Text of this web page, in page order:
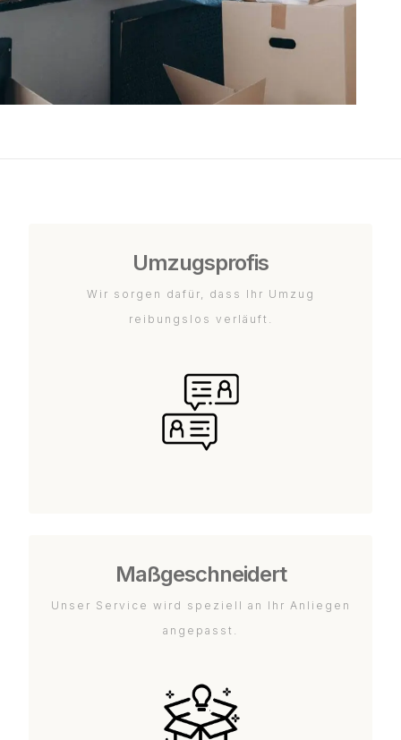
Umzugsprofis
Wir sorgen dafür, dass Ihr Umzug
reibungslos verläuft.
Maßgeschneidert
Unser Service wird speziell an Ihr Anliegen
angepasst.